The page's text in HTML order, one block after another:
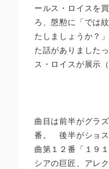
ールス・ロイスを
ろ、慇懃に「では
たしましょうか？
た話がありました
ス・ロイスが展示
曲目は前半がグラ
番。 後半がショ
曲第１２番「１９
シアの巨匠、アレ